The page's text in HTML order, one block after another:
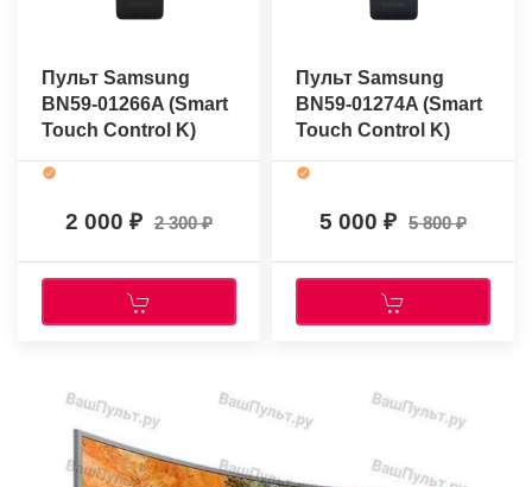
Пульт Samsung
BN59-01266A (Smart
Touch Control K)
(оригинальный)
2 000 2 300
Пульт Samsung
BN59-01274A (Smart
Touch Control K)
(оригинальный)
5 000 5 800